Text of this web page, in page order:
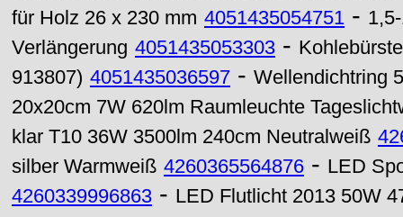
für Holz 26 x 230 mm 4051435054751 -
Verlängerung 4051435053303 -
913807) 4051435036597 - Wellendichtring
20x20cm 7W 620lm Raumleuchte
klar T10 36W 3500lm 240cm Neutralweiß
silber Warmweiß 4260365564876 - LED
4260339996863 - LED Flutlicht 2013 50W